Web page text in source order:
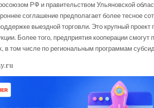
РФ и правительством Ульяновской
соглашение предполагает более тесное
выездной торговли. Это крупный проект
Более того, предприятия кооперации смогут
в том числе по региональным программам